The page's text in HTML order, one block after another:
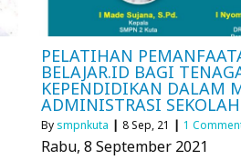
PELATIHAN
BELAJAR.ID BAGI
KEPENDIDIKAN DALAM
ADMINISTRASI SEKOLAH
By smpnkuta | 8Sep, 21 | 1
Rabu, 8 September 2021